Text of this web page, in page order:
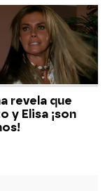
revela que
y Elisa ¡son